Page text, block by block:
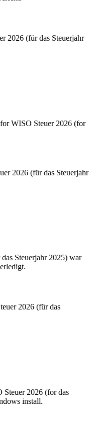
2026 (für das Steuerjahr
WISO Steuer 2026 (for
2026 (für das Steuerjahr
Steuerjahr 2025) war
2026 (für das
2026 (for das
install.